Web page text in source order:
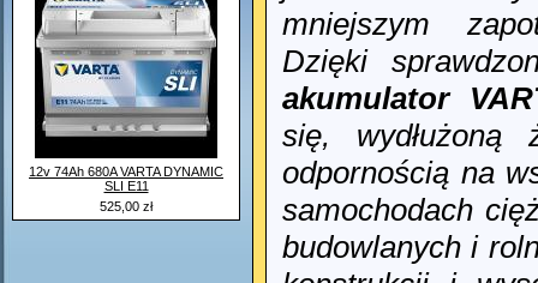
12v 74Ah 680A VARTA DYNAMIC
SLI E11
525,00 zł
mniejszym
Dzięki
akumulator
się, wydłużoną
odpornością na
samochodach
budowlanych i